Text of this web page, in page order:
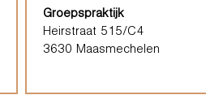
Groepspraktijk
Heirstraat 515/C4
3630 Maasmechelen